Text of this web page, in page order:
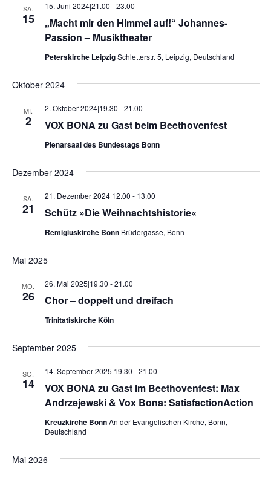
SA.
15
„Macht mir den Himmel auf!“ Johannes-
Passion – Musiktheater
15. Juni 2024|21.00 -23.00
Peterskirche LeipzigSchletterstr. 5, Leipzig, Deutschland
Oktober 2024
MI.
2 VOX BONA zu Gast beim Beethovenfest
2. Oktober 2024|19.30 -21.00
Plenarsaal des Bundestags Bonn
Dezember 2024
SA.
21 Schütz »Die Weihnachtshistorie«
21. Dezember 2024|12.00 - 13.00
Remigiuskirche Bonn Brüdergasse, Bonn
Mai 2025
MO.
26 Chor – doppelt und dreifach
26. Mai 2025|19.30 -21.00
Trinitatiskirche Köln
September 2025
SO.
14
VOX BONA zu Gast im Beethovenfest: Max
Andrzejewski & Vox Bona: SatisfactionAction
14. September 2025|19.30 -21.00
Kreuzkirche BonnAn der Evangelischen Kirche, Bonn,
Deutschland
Mai 2026